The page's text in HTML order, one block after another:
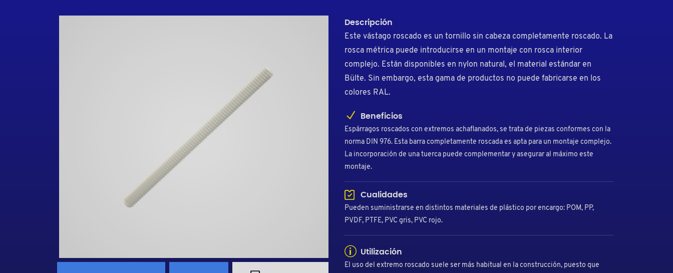
Descripción
Este vástago roscado es un tornillo sin cabeza completamente roscado. La
rosca métrica puede introducirse en un montaje con rosca interior
complejo. Están disponibles en nylon natural, el material estándar en
Bülte. Sin embargo, esta gama de productos no puede fabricarse en los
colores RAL.
Beneficios
Espárragos roscados con extremos achaflanados, se trata de piezas conformes con la
norma DIN 976. Esta barra completamente roscada es apta para un montaje complejo.
La incorporación de una tuerca puede complementar y asegurar al máximo este
montaje.
Cualidades
Pueden suministrarse en distintos materiales de plástico por encargo: POM, PP,
PVDF, PTFE, PVC gris, PVC rojo.
Utilización
El uso del extremo roscado suele ser más habitual en la construcción, puesto que